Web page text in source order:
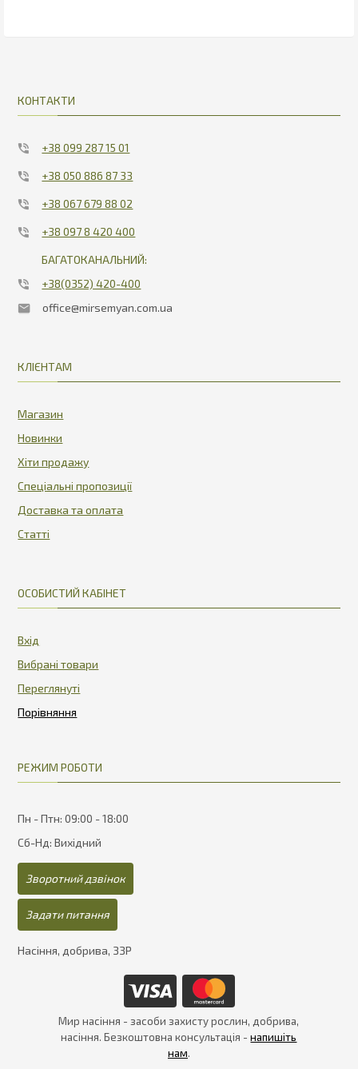
КОНТАКТИ
+38 099 287 15 01
+38 050 886 87 33
+38 067 679 88 02
+38 097 8 420 400
БАГАТОКАНАЛЬНИЙ:
+38(0352) 420-400
office@mirsemyan.com.ua
КЛІЄНТАМ
Магазин
Новинки
Хіти продажу
Спеціальні пропозиції
Доставка та оплата
Статті
ОСОБИСТИЙ КАБІНЕТ
Вхід
Вибрані товари
Переглянуті
РЕЖИМ РОБОТИ
Пн - Птн: 09:00 - 18:00
Сб-Нд: Вихідний
Зворотний дзвінок
Задати питання
Насіння, добрива, ЗЗР
Мир насіння - засоби захисту рослин, добрива,
насіння. Безкоштовна консультація -напишіть
нам.